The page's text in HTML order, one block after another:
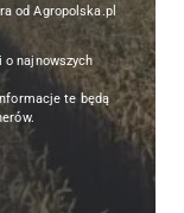
od Agropolska.pl
o najnowszych
te będą